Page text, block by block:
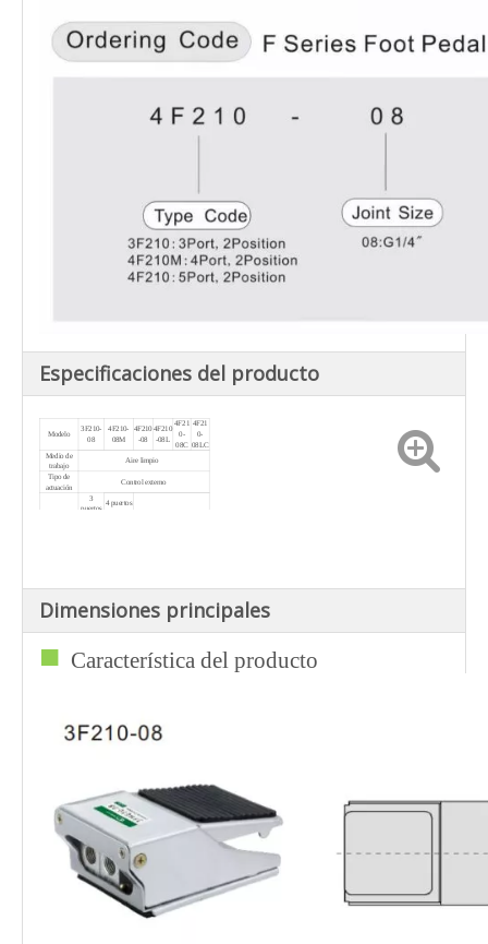
Especificaciones del producto
Modelo
3F210-
08
4F210-
08M
4F210
-08
4F210
-08L
4F21
0-
08C
4F21
0-
08LC
Medio de
trabajo
Aire limpio
Tipo de
actuación
Control externo
3
puertos
4 puertos
-5 a 60 ℃
Tamaño de la
articulación
G1/4'
Dimensiones principales
■ Característica del producto